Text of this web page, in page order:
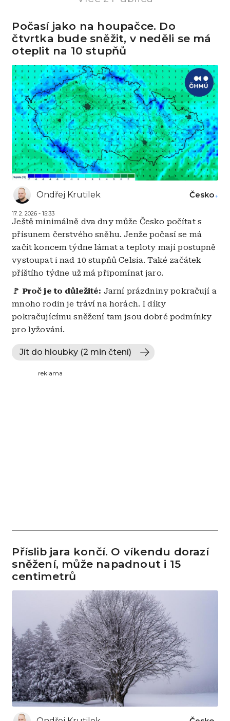
Počasí jako na houpačce. Do
čtvrtka bude sněžit, v neděli se má
oteplit na 10 stupňů
Ondřej Krutilek
17. 2. 2026 - 15:33
Česko
Ještě minimálně dva dny může Česko počítat s
přísunem čerstvého sněhu. Jenže počasí se má
začít koncem týdne lámat a teploty mají postupně
vystoupat i nad 10 stupňů Celsia. Také začátek
příštího týdne už má připomínat jaro.
🚩 Proč je to důležité: Jarní prázdniny pokračují a
mnoho rodin je tráví na horách. I díky
pokračujícímu sněžení tam jsou dobré podmínky
pro lyžování.
Jít do hloubky (2 min čtení)
reklama
Příslib jara končí. O víkendu dorazí
sněžení, může napadnout i 15
centimetrů